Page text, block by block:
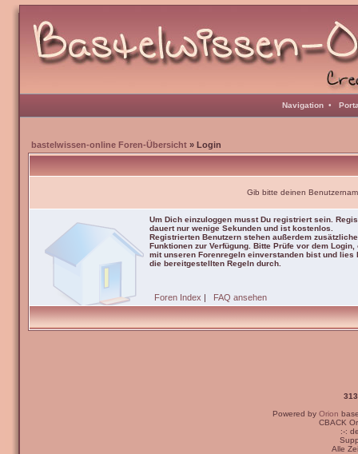
Navigation •
bastelwissen-online Foren-Übersicht » Login
Gib bitte deinen
Um Dich einzuloggen musst Du registriert sein.
dauert nur wenige Sekunden und ist kostenlos.
Registrierten Benutzern stehen außerdem zusätzliche
Funktionen zur Verfügung. Bitte Prüfe vor dem Login,
mit unseren Forenregeln einverstanden bist und lies
die bereitgestellten Regeln durch.
Foren Index | FAQ ansehen
Powered by Orion
CBACK
:-:
Alle